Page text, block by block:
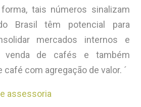
tais números sinalizam
Brasil têm potencial para
mercados internos e
venda de cafés e também
café com agregação de valor. ´
assessoria